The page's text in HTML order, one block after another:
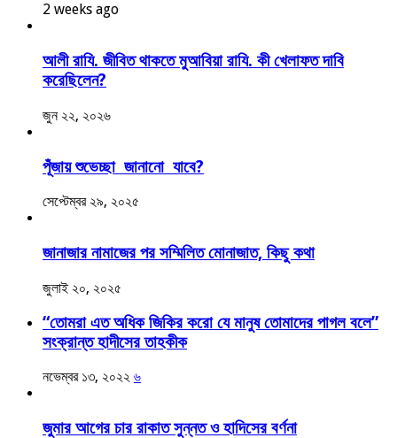
2 weeks ago
আলী রাযি. জীবিত থাকতে মুআবিয়া রাযি. কী খেলাফত দাবি
করেছিলেন?
জুন ২২, ২০২৬
পূঁজায় শুভেচ্ছা জানানো যাবে?
সেপ্টেম্বর ২৯, ২০২৫
জানাজার নামাজের পর সম্মিলিত মোনাজাত, কিছু কথা
জুলাই ২০, ২০২৫
“তোমরা এত অধিক জিকির করো যে মানুষ তোমাদের পাগল বলে”
সংক্রান্ত হাদীসের তাহকীক
নভেম্বর ১৩, ২০২২ ৬
জুমার আগের চার রাকাত সুন্নত ও হাদিসের বর্ণনা